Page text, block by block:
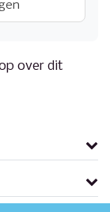
over dit